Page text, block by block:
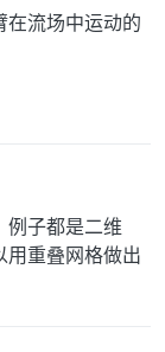
流场中运动的
例子都是二维
用重叠网格做出